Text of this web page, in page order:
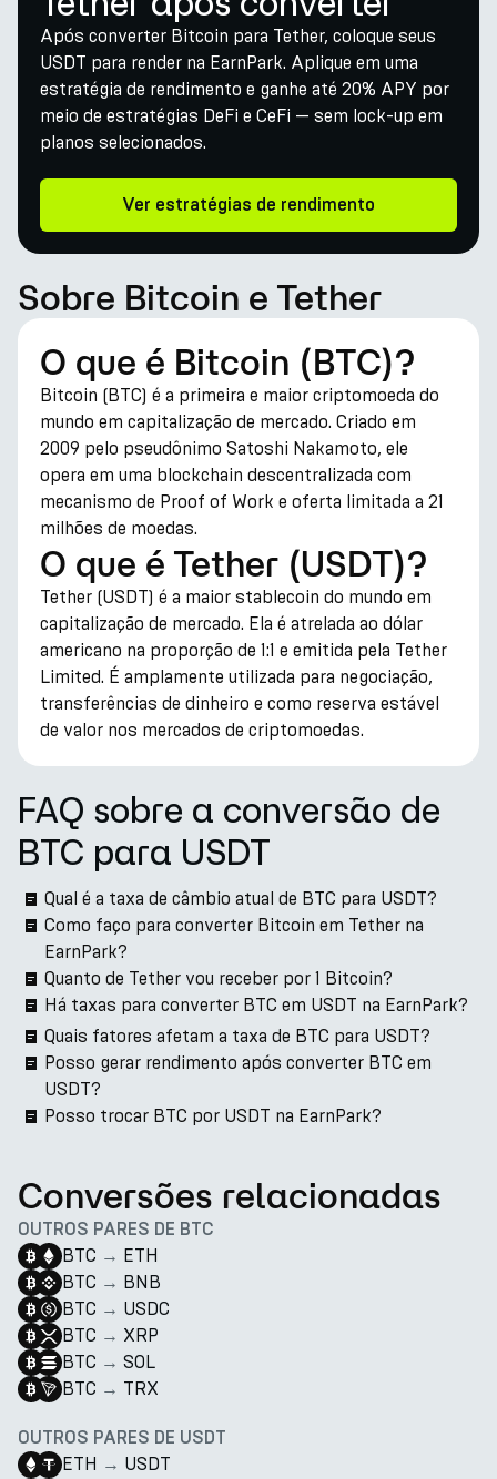
Após converter Bitcoin para Tether, coloque seus
USDT para render na EarnPark. Aplique em uma
estratégia de rendimento e ganhe até 20% APY por
meio de estratégias DeFi e CeFi — sem lock-up em
planos selecionados.
Ver estratégias de rendimento
Sobre Bitcoin e Tether
O que é Bitcoin (BTC)?
Bitcoin (BTC) é a primeira e maior criptomoeda do
mundo em capitalização de mercado. Criado em
2009 pelo pseudônimo Satoshi Nakamoto, ele
opera em uma blockchain descentralizada com
mecanismo de Proof of Work e oferta limitada a 21
milhões de moedas.
O que é Tether (USDT)?
Tether (USDT) é a maior stablecoin do mundo em
capitalização de mercado. Ela é atrelada ao dólar
americano na proporção de 1:1 e emitida pela Tether
Limited. É amplamente utilizada para negociação,
transferências de dinheiro e como reserva estável
de valor nos mercados de criptomoedas.
FAQ sobre a conversão de
BTC para USDT
Qual é a taxa de câmbio atual de BTC para USDT?
Como faço para converter Bitcoin em Tether na
EarnPark?
Quanto de Tether vou receber por 1 Bitcoin?
Há taxas para converter BTC em USDT na EarnPark?
Quais fatores afetam a taxa de BTC para USDT?
Posso gerar rendimento após converter BTC em
USDT?
Posso trocar BTC por USDT na EarnPark?
Conversões relacionadas
OUTROS PARES DE BTC
BTC → ETH
BTC → BNB
BTC → USDC
BTC → XRP
BTC → SOL
BTC → TRX
OUTROS PARES DE USDT
ETH → USDT